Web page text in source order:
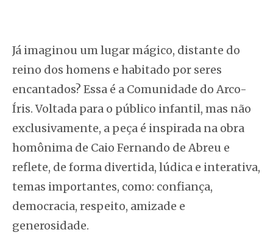
Já imaginou um lugar mágico, distante do
reino dos homens e habitado por seres
encantados? Essa é a Comunidade do Arco-
Íris. Voltada para o público infantil, mas não
exclusivamente, a peça é inspirada na obra
homônima de Caio Fernando de Abreu e
reflete, de forma divertida, lúdica e interativa,
temas importantes, como: confiança,
democracia, respeito, amizade e
generosidade.